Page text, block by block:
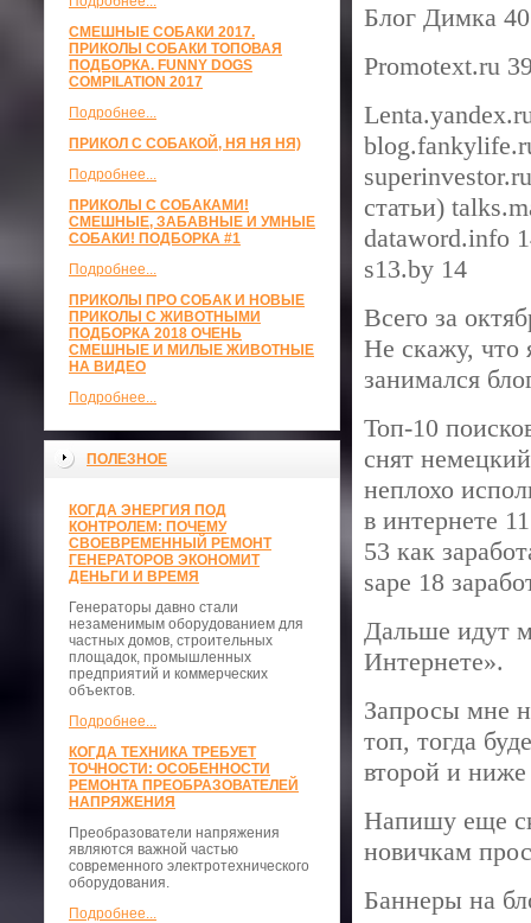
СМЕШНЫЕ СОБАКИ 2017.
ПРИКОЛЫ СОБАКИ ТОПОВАЯ
ПОДБОРКА. FUNNY DOGS
COMPILATION 2017
Подробнее...
ПРИКОЛ С СОБАКОЙ, НЯ НЯ НЯ)
Подробнее...
ПРИКОЛЫ С СОБАКАМИ!
СМЕШНЫЕ, ЗАБАВНЫЕ И УМНЫЕ
СОБАКИ! ПОДБОРКА #1
Подробнее...
ПРИКОЛЫ ПРО СОБАК И НОВЫЕ
ПРИКОЛЫ С ЖИВОТНЫМИ
ПОДБОРКА 2018 ОЧЕНЬ
СМЕШНЫЕ И МИЛЫЕ ЖИВОТНЫЕ
НА ВИДЕО
Подробнее...
ПОЛЕЗНОЕ
КОГДА ЭНЕРГИЯ ПОД
КОНТРОЛЕМ: ПОЧЕМУ
СВОЕВРЕМЕННЫЙ РЕМОНТ
ГЕНЕРАТОРОВ ЭКОНОМИТ
ДЕНЬГИ И ВРЕМЯ
Генераторы давно стали
незаменимым оборудованием для
частных домов, строительных
площадок, промышленных
предприятий и коммерческих
объектов.
Подробнее...
КОГДА ТЕХНИКА ТРЕБУЕТ
ТОЧНОСТИ: ОСОБЕННОСТИ
РЕМОНТА ПРЕОБРАЗОВАТЕЛЕЙ
НАПРЯЖЕНИЯ
Преобразователи напряжения
являются важной частью
современного электротехнического
оборудования.
Подробнее...
Блог Димка 40
Promotext.ru
статьи)
dataword.info
s13.by 14
Всего за
Не скажу, что
занимался
Топ-10
снят
неплохо
в интернете
53 как
sape 18
Дальше идут
Интернете».
Запросы мне
топ, тогда
второй и
Напишу еще
новичкам
Баннеры на